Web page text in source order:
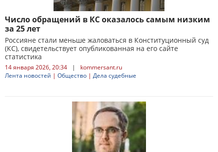
Число обращений в КС оказалось самым низким
за 25 лет
Россияне стали меньше жаловаться в Конституционный суд
(КС), свидетельствует опубликованная на его сайте
статистика
14 января 2026, 20:34 |
kommersant.ru
Лента новостей | Общество | Дела судебные